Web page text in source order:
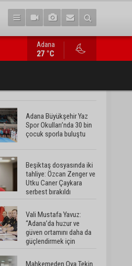
huzur ve güven ortamını daha
Adana
27 °C
Adana Büyükşehir Yaz
Spor Okulları’nda 30 bin
çocuk sporla buluştu
Beşiktaş dosyasında iki
tahliye: Özcan Zenger ve
Utku Caner Çaykara
serbest bırakıldı
Vali Mustafa Yavuz:
“Adana’da huzur ve
güven ortamını daha da
güçlendirmek için
Mahkemeden Oya Tekin